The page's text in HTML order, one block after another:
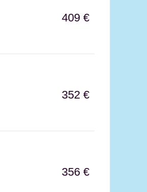
409 €
352 €
356 €